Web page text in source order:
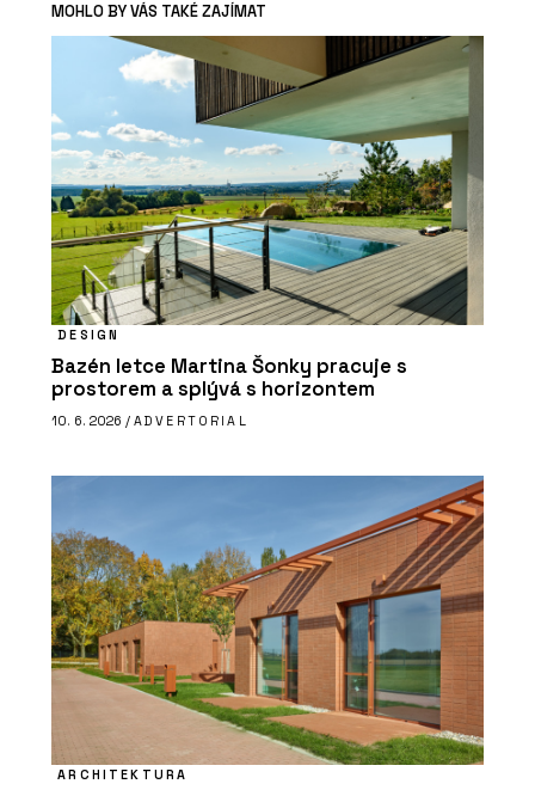
MOHLO BY VÁS TAKÉ ZAJÍMAT
DESIGN
Bazén letce Martina Šonky pracuje s
prostorem a splývá s horizontem
10. 6. 2026 / ADVERTORIAL
ARCHITEKTURA